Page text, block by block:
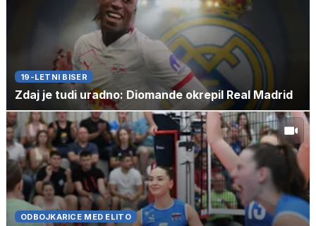
19-LETNI BISER
Zdaj je tudi uradno: Diomande okrepil Real Madrid
ODBOJKARICE MED ELITO